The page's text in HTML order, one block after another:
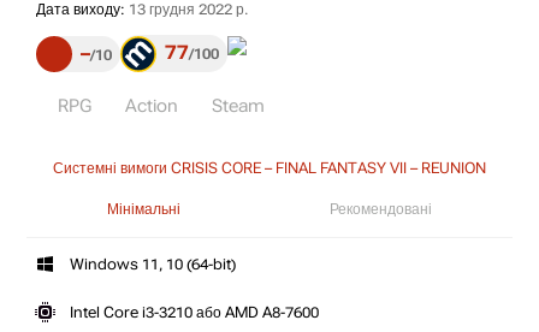
Дата виходу: 13 грудня 2022 р.
– 10 77 100
RPG Action Steam
Системні вимоги CRISIS CORE – FINAL FANTASY VII – REUNION
Мінімальні Рекомендовані
Windows 11, 10 (64-bit)
Intel Core i3-3210 або AMD A8-7600